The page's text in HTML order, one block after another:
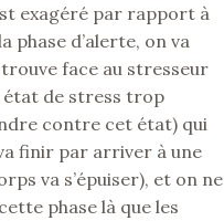
exagéré par rapport à
phase d’alerte, on va
face au stresseur
état de stress trop
contre cet état) qui
finir par arriver à une
va s’épuiser), et on ne
phase là que les